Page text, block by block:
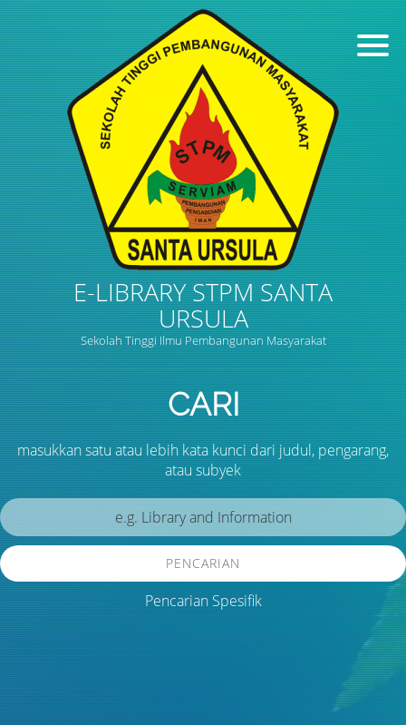
E-LIBRARY STPM SANTA
URSULA
Sekolah Tinggi Ilmu Pembangunan Masyarakat
CARI
masukkan satu atau lebih kata kunci dari judul, pengarang,
atau subyek
PENCARIAN
Pencarian Spesifik